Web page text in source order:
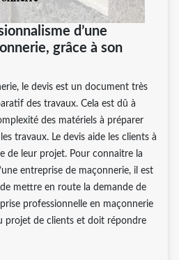
d’une
grâce à son
le devis est un document très
des travaux. Cela est dû à
des matériels à préparer
travaux. Le devis aide les clients à
de leur projet. Pour connaitre la
entreprise de maçonnerie, il est
mettre en route la demande de
professionnelle en maçonnerie
projet de clients et doit répondre